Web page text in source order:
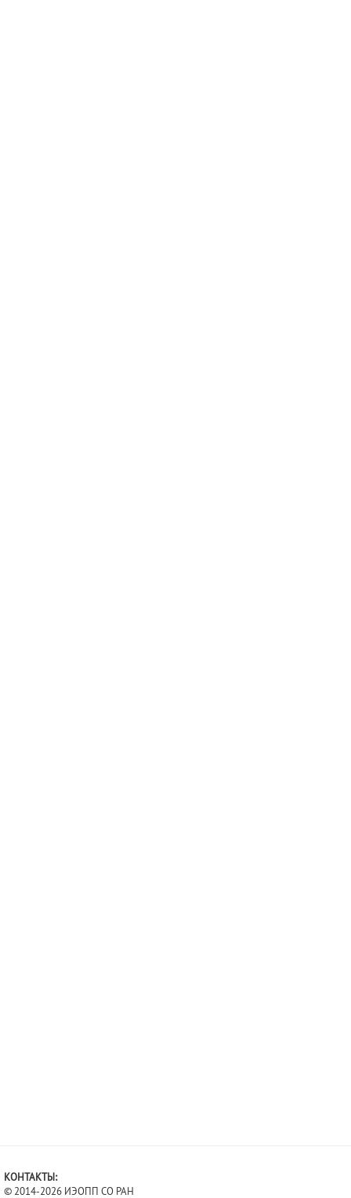
КОНТАКТЫ:
© 2014-2026 ИЭОПП СО РАН